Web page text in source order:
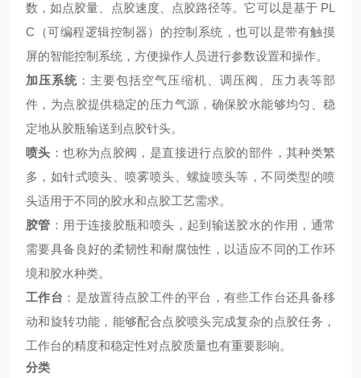
数，如点胶量、点胶速度、点胶路径等。它可以是基于 PL
C（可编程逻辑控制器）的控制系统，也可以是带有触摸
屏的智能控制系统，方便操作人员进行参数设置和操作。
加压系统 ：主要包括空气压缩机、调压阀、压力表等部
件，为点胶提供稳定的压力气源，确保胶水能够均匀、稳
定地从胶瓶输送到点胶针头。
喷头 ：也称为点胶阀，是直接进行点胶的部件，其种类繁
多，如针式喷头、喷雾喷头、螺旋喷头等，不同类型的喷
头适用于不同的胶水和点胶工艺需求。
胶管 ：用于连接胶瓶和喷头，起到输送胶水的作用，通常
需要具备良好的柔韧性和耐腐蚀性，以适应不同的工作环
境和胶水种类。
工作台 ：是放置待点胶工件的平台，有些工作台还具备移
动和旋转功能，能够配合点胶喷头完成复杂的点胶任务，
工作台的精度和稳定性对点胶质量也有重要影响。
分类